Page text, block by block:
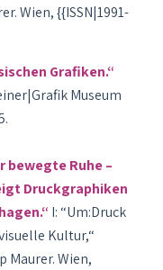
Wien, {{ISSN|1991-
Grafiken.“
Museum
bewegte Ruhe –
Druckgraphiken
I: “Um:Druck
Kultur,“
Maurer. Wien,